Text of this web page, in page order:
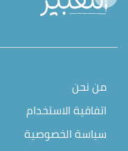
من نحن
اتفاقية الاستخدام
سياسة الخصوصية